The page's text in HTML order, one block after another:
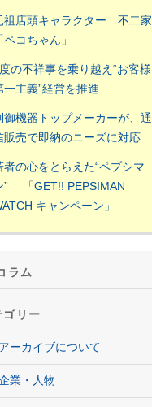
祖店頭キャラクター 不二家
ペコちゃん」
の不祥事を乗り越え“お客様
一主義”経営を推進
御機器トップメーカーが、通
販売で即納のニーズに対応
者の心をとらえた“ペプシマ
” 「GET!! PEPSIMAN
キャンペーン」
ラム
リー
アーカイブについて
業・人物